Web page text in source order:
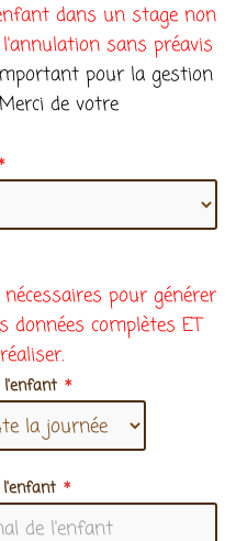
dans un stage non
sans préavis
pour la gestion
de votre
pour générer
données complètes ET
l'enfant